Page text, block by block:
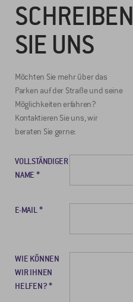
SCHREIBEN
SIE UNS
Möchten Sie mehr über das
Parken auf der Straße und seine
Möglichkeiten erfahren?
Kontaktieren Sie uns, wir
beraten Sie gerne:
VOLLSTÄNDIGER
NAME
E-MAIL
WIE KÖNNEN
WIR IHNEN
HELFEN?